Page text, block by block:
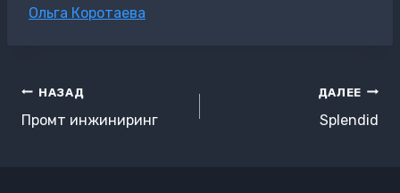
Метки
Ольга Коротаева
Навигация
по
НАЗАД
Промт инжиниринг
ДАЛЕЕ
Splendid